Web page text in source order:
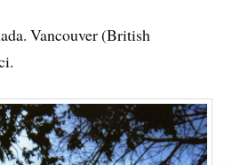
Vancouver (British